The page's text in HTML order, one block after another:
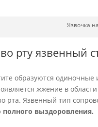
Язвочка
рту язвенный
образуются
жжение в
рта. Язвенный тип
полного выздоровления.